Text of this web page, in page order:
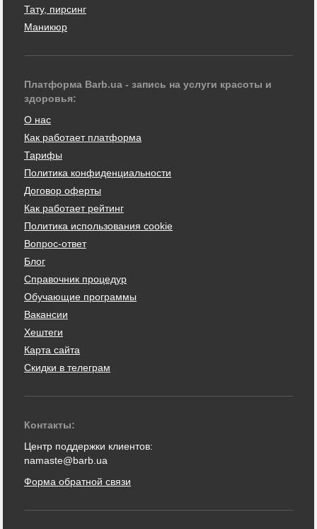
Тату, пирсинг
Маникюр
Платформа Barb.ua - запись на услуги красоты и
здоровья:
О нас
Как работает платформа
Тарифы
Политика конфиденциальности
Договор оферты
Как работает рейтинг
Политика использования cookie
Вопрос-ответ
Блог
Справочник процедур
Обучающие программы
Вакансии
Хештеги
Карта сайта
Скидки в телеграм
Контакты:
Центр поддержки клиентов:
namaste@barb.ua
Форма обратной связи